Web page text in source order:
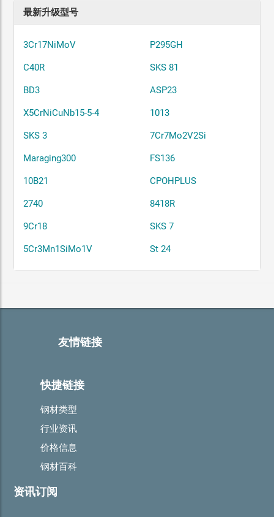
最新升级型号
3Cr17NiMoV P295GH
C40R SKS 81
BD3 ASP23
X5CrNiCuNb15-5-4 1013
SKS 3 7Cr7Mo2V2Si
Maraging300 FS136
10B21 CPOHPLUS
2740 8418R
9Cr18 SKS 7
5Cr3Mn1SiMo1V St 24
友情链接
快捷链接
钢材类型
行业资讯
价格信息
钢材百科
资讯订阅